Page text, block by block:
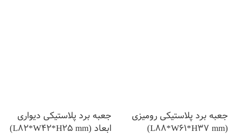
جعبه برد پلاستیکی رومیزی
(L88*W61*H37 mm)
جعبه برد پلاستیکی دیواری
ابعاد (L82*W42*H25 mm)